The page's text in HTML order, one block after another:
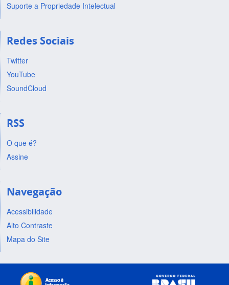
Suporte a Propriedade Intelectual
Redes Sociais
Twitter
YouTube
SoundCloud
RSS
O que é?
Assine
Navegação
Acessibilidade
Alto Contraste
Mapa do Site